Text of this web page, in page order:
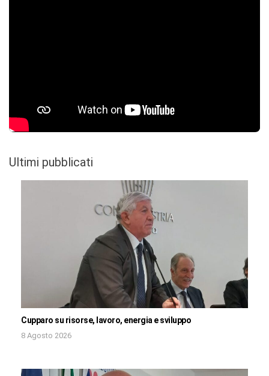
Ultimi pubblicati
Cupparo su risorse, lavoro, energia e sviluppo
8 Agosto 2026